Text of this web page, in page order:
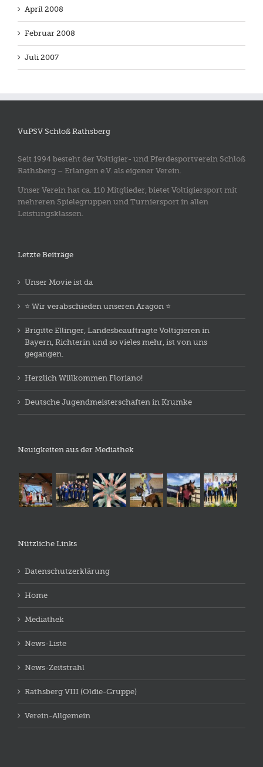
April 2008
Februar 2008
Juli 2007
VuPSV Schloß Rathsberg
Seit 1994 besteht der Voltigier- und Pferdesportverein Schloß
Rathsberg – Erlangen e.V. als eigener Verein.
Unser Verein hat ca. 110 Mitglieder, bietet Voltigiersport mit
mehreren Spielegruppen und Turniersport in allen
Leistungsklassen.
Letzte Beiträge
Unser Movie ist da
⭐️ Wir verabschieden unseren Aragon ⭐️
Brigitte Ellinger, Landesbeauftragte Voltigieren in
Bayern, Richterin und so vieles mehr, ist von uns
gegangen.
Herzlich Willkommen Floriano!
Deutsche Jugendmeisterschaften in Krumke
Neuigkeiten aus der Mediathek
Nützliche Links
Datenschutzerklärung
Home
Mediathek
News-Liste
News-Zeitstrahl
Rathsberg VIII (Oldie-Gruppe)
Verein-Allgemein